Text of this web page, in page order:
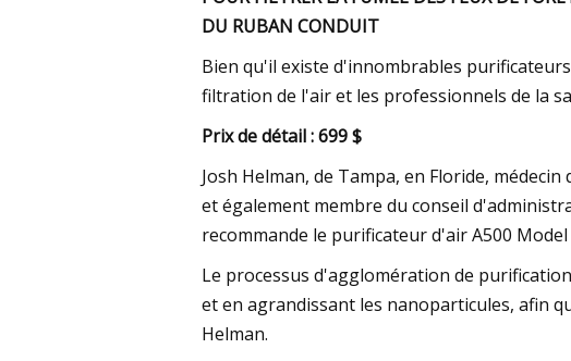
DU RUBAN CONDUIT
Bien qu'il existe d'innombrables
filtration de l'air et les professionnels de la
Prix ​​de détail : 699 $
Josh Helman, de Tampa, en Floride,
et également membre du conseil
recommande le purificateur d'air A500
Le processus d'agglomération de
et en agrandissant les nanoparticules, afin
Helman.